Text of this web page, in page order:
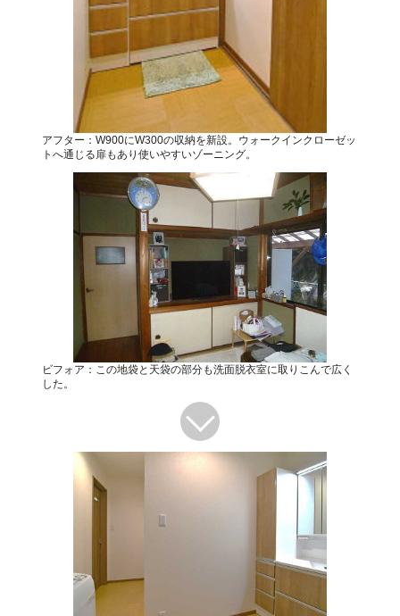
アフター：W900にW300の収納を新設。ウォークインクローゼッ
トへ通じる扉もあり使いやすいゾーニング。
ビフォア：この地袋と天袋の部分も洗面脱衣室に取りこんで広く
した。